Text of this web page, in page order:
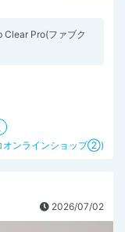
Clear Pro(ファブク
オンラインショップ②)
2026/07/02